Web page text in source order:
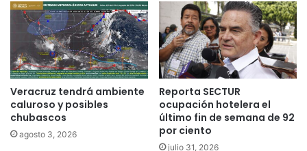
Veracruz tendrá ambiente
caluroso y posibles
chubascos
agosto 3, 2026
Reporta SECTUR
ocupación hotelera el
último fin de semana de 92
por ciento
julio 31, 2026